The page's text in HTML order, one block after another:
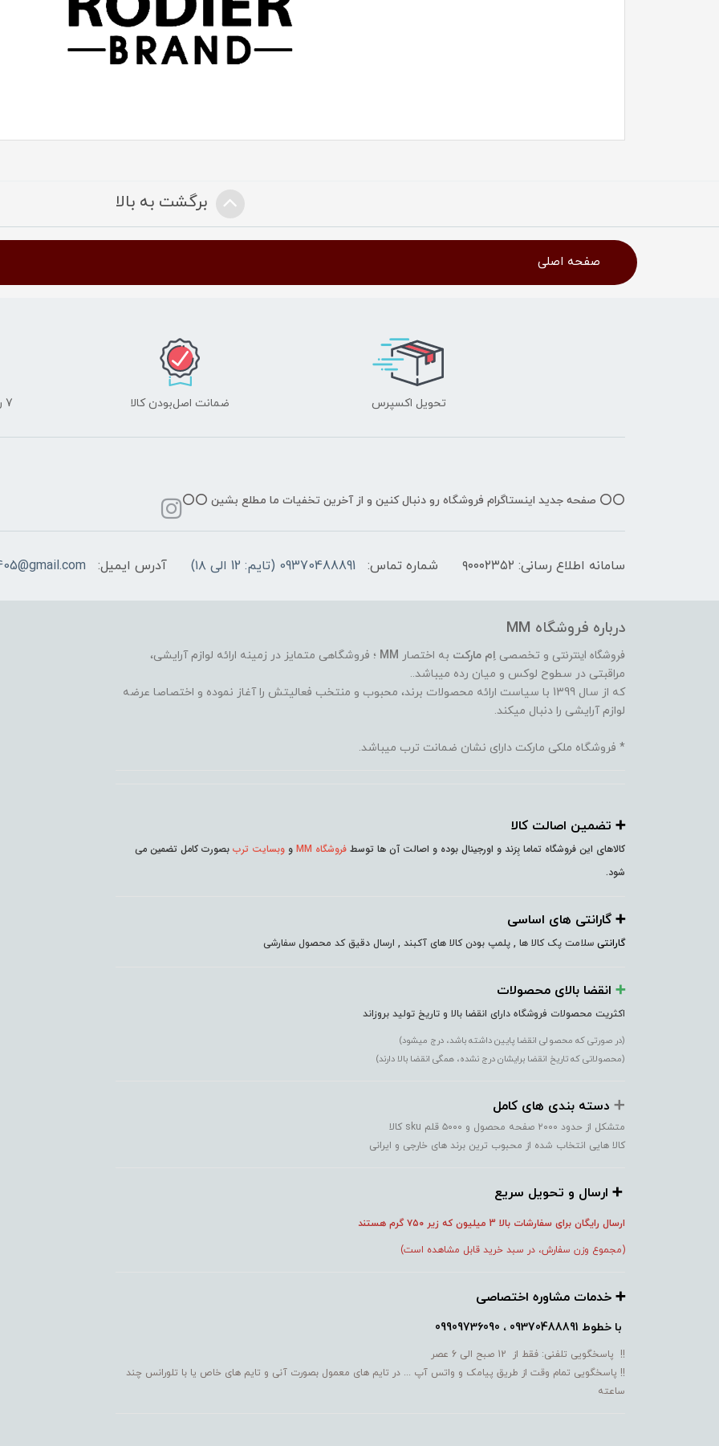
برگشت به بالا
صفحه اصلی
تحویل اکسپرس ضمانت اصل‌بودن کالا 7 روز ضمانت مرجوعی کالا
⭕️⭕️ صفحه جدید اینستاگرام فروشگاه رو دنبال کنین و از آخرین تخفیات ما مطلع بشین ⭕️⭕️
سامانه اطلاع رسانی: ۹۰۰۰۲۳۵۲ شماره تماس: 09370488891 (تایم: 12 الی ۱۸) آدرس ایمیل:
درباره فروشگاه MM
فروشگاه اینترنتی و تخصصی اِم مارکت به اختصار MM ؛ فروشگاهی متمایز در زمینه ارائه لوازم آرایشی،
مراقبتی در سطوح لوکس و میان رده میباشد..
که از سال 1399 با سیاست ارائه محصولات برند، محبوب و منتخب فعالیتش را آغاز نموده و اختصاصا عرضه
لوازم آرایشی را دنبال میکند.
* فروشگاه ملکی مارکت دارای نشان ضمانت ترب میباشد.
➕️ تضمین اصالت کالا
کالاهای این فروشگاه تماما بِرَند و اورجینال بوده و اصالت آن ها توسط فروشگاه MM و وبسایت ترب بصورت کامل تضمین می
شود.
➕️ گارانتی های اساسی
گارانتی سلامت پک کالا ها , پلمپ بودن کالا های آکبند , ارسال دقیق کد محصول سفارشی
➕️ انقضا بالای محصولات
اکثریت محصولات فروشگاه دارای انقضا بالا و تاریخ تولید بروزاند
(در صورتی که محصولی انقضا پایین داشته باشد، درج میشود)
(محصولاتی که تاریخ انقضا برایشان درج نشده، همگی انقضا بالا دارند)
➕️ دسته بندی های کامل
متشکل از حدود ۲۰۰۰ صفحه محصول و ۵۰۰۰ قلم sku کالا
کالا هایی انتخاب شده از محبوب ترین برند های خارجی و ایرانی
➕️ ارسال و تحویل سریع
ارسال رایگان برای سفارشات بالا 3 میلیون که زیر ۷۵۰ گرم هستند
(مجموع وزن سفارش، در سبد خرید قابل مشاهده است)
➕️ خدمات مشاوره اختصاصی
با خطوط 09370488891 ، 09909736090
!! پاسخگویی تلفنی: فقط از 12 صبح الی 6 عصر
!! پاسخگویی تمام وقت از طریق پیامک و واتس آپ ... در تایم های معمول بصورت آنی و تایم های خاص یا با تلورانس چند
ساعته